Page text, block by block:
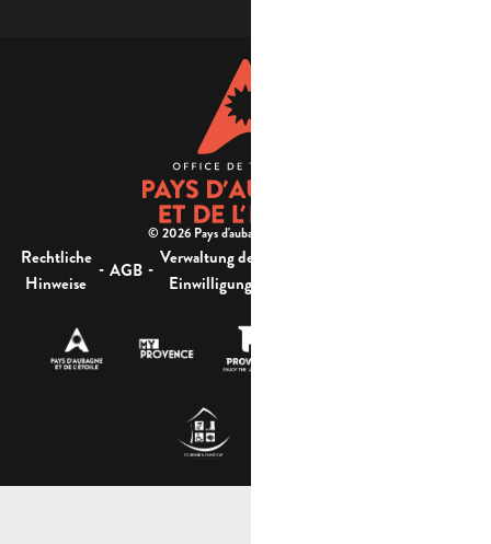
© 2026 Pays d'aubagne et de l'étoile -
Rechtliche
Hinweise
- AGB - Verwaltung der
Einwilligung